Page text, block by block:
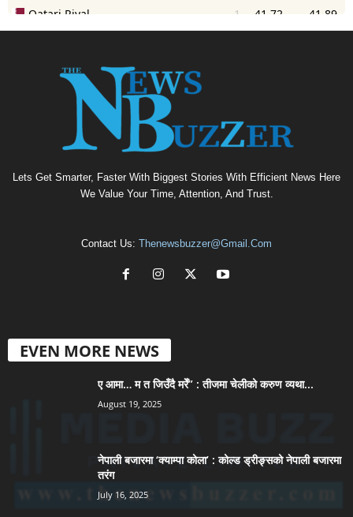
Lets Get Smarter, Faster With Biggest Stories With Efficient News Here
We Value Your Time, Attention, And Trust.
Contact Us: Thenewsbuzzer@gmail.com
EVEN MORE NEWS
ए आमा… म त जिउँदै मरेँ” : तीजमा चेलीको करुण व्यथा...
August 19, 2025
नेपाली बजारमा ‘क्याम्पा कोला’ : कोल्ड ड्रीङ्सको नेपाली बजारमा
तरंग
July 16, 2025